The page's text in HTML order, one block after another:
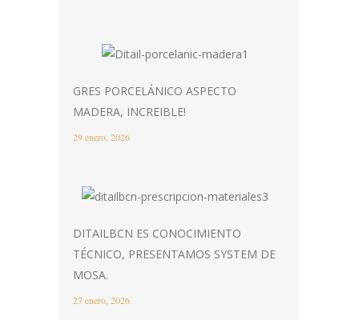
GRES PORCELÁNICO ASPECTO
MADERA, INCREIBLE!
29 enero, 2026
DITAILBCN ES CONOCIMIENTO
TÉCNICO, PRESENTAMOS SYSTEM DE
MOSA.
27 enero, 2026